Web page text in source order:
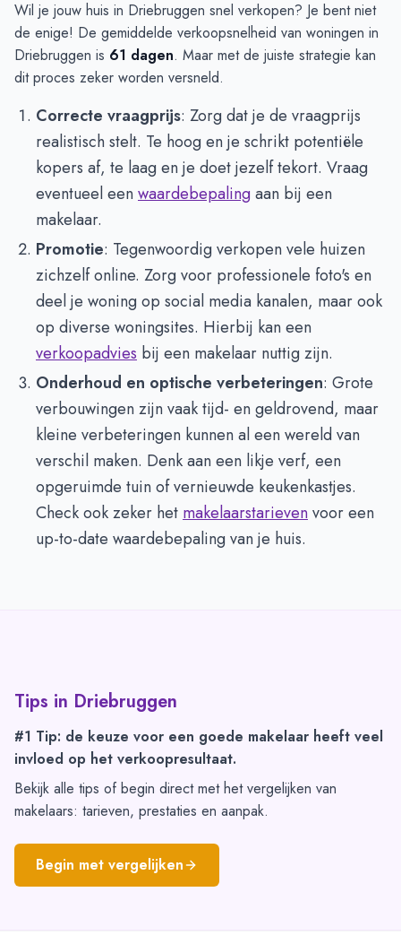
Wil je jouw huis in Driebruggen snel verkopen? Je bent niet
de enige! De gemiddelde verkoopsnelheid van woningen in
Driebruggen is 61 dagen. Maar met de juiste strategie kan
dit proces zeker worden versneld.
Correcte vraagprijs: Zorg dat je de vraagprijs
realistisch stelt. Te hoog en je schrikt potentiële
kopers af, te laag en je doet jezelf tekort. Vraag
eventueel eenwaardebepalingaan bij een
makelaar.
Promotie: Tegenwoordig verkopen vele huizen
zichzelf online. Zorg voor professionele foto's en
deel je woning op social media kanalen, maar ook
op diverse woningsites. Hierbij kan een
verkoopadvies bij een makelaar nuttig zijn.
Onderhoud en optische verbeteringen: Grote
verbouwingen zijn vaak tijd- en geldrovend, maar
kleine verbeteringen kunnen al een wereld van
verschil maken. Denk aan een likje verf, een
opgeruimde tuin of vernieuwde keukenkastjes.
Check ook zeker het makelaarstarievenvoor een
up-to-date waardebepaling van je huis.
Tips in Driebruggen
#1 Tip: de keuze voor een goede makelaar heeft veel
invloed op het verkoopresultaat.
Bekijk alle tips of begin direct met het vergelijken van
makelaars: tarieven, prestaties en aanpak.
Begin met vergelijken